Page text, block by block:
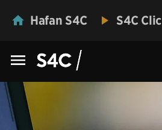
Hafan S4C S4C Clic